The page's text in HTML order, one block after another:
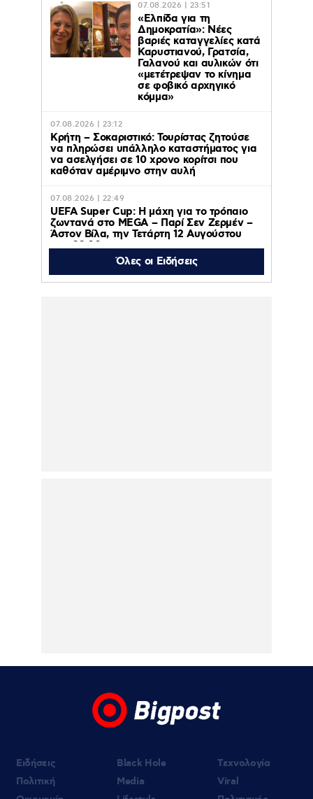
07.08.2026 | 23:51
«Ελπίδα για τη
Δημοκρατία»: Νέες
βαριές καταγγελίες κατά
Καρυστιανού, Γρατσία,
Γαλανού και αυλικών ότι
«μετέτρεψαν το κίνημα
σε φοβικό αρχηγικό
κόμμα»
07.08.2026 | 23:12
Κρήτη – Σοκαριστικό: Τουρίστας ζητούσε
να πληρώσει υπάλληλο καταστήματος για
να ασελγήσει σε 10 χρονο κορίτσι που
καθόταν αμέριμνο στην αυλή
07.08.2026 | 22:49
UEFA Super Cup: Η μάχη για το τρόπαιο
ζωντανά στο MEGA – Παρί Σεν Ζερμέν –
Άστον Βίλα, την Τετάρτη 12 Αυγούστου
στις 22:00
07.08.2026 | 22:23
Το «Stars System» γιορτάζει 20 χρόνια
Όλες οι Ειδήσεις
Ειδήσεις
Πολιτική
Black Hole
Media
Τεχνολογία
Viral